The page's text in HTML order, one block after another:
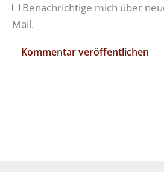
Benachrichtige mich über
Mail.